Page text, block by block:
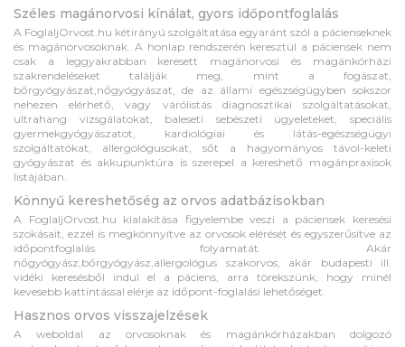
Széles magánorvosi kínálat, gyors időpontfoglalás
A FoglaljOrvost.hu kétirányú szolgáltatása egyaránt szól a pácienseknek
és magánorvosoknak. A honlap rendszerén keresztül a páciensek nem
csak a leggyakrabban keresett magánorvosi és magánkórházi
szakrendeléseket találják meg, mint a fogászat,
bőrgyógyászat,nőgyógyászat, de az állami egészségügyben sokszor
nehezen elérhető, vagy várólistás diagnosztikai szolgáltatásokat,
ultrahang vizsgálatokat, baleseti sebészeti ügyeleteket, speciális
gyermekgyógyászatot, kardiológiai és látás-egészségügyi
szolgáltatókat, allergológusokat, sőt a hagyományos távol-keleti
gyógyászat és akkupunktúra is szerepel a kereshető magánpraxisok
listájában.
Könnyű kereshetőség az orvos adatbázisokban
A FoglaljOrvost.hu kialakítása figyelembe veszi a páciensek keresési
szokásait, ezzel is megkönnyítve az orvosok elérését és egyszerűsítve az
időpontfoglalás folyamatát. Akár
nőgyógyász,bőrgyógyász,allergológus szakorvos, akár budapesti ill.
vidéki keresésből indul el a páciens, arra törekszünk, hogy minél
kevesebb kattintással elérje az időpont-foglalási lehetőséget.
Hasznos orvos visszajelzések
A weboldal az orvosoknak és magánkórházakban dolgozó